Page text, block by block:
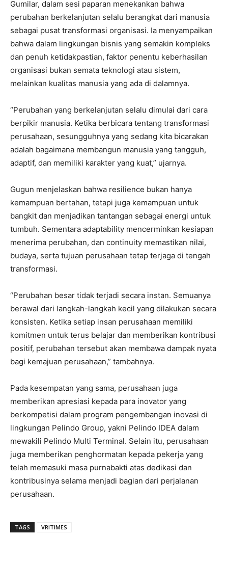
Gumilar, dalam sesi paparan menekankan bahwa
perubahan berkelanjutan selalu berangkat dari manusia
sebagai pusat transformasi organisasi. Ia menyampaikan
bahwa dalam lingkungan bisnis yang semakin kompleks
dan penuh ketidakpastian, faktor penentu keberhasilan
organisasi bukan semata teknologi atau sistem,
melainkan kualitas manusia yang ada di dalamnya.
“Perubahan yang berkelanjutan selalu dimulai dari cara
berpikir manusia. Ketika berbicara tentang transformasi
perusahaan, sesungguhnya yang sedang kita bicarakan
adalah bagaimana membangun manusia yang tangguh,
adaptif, dan memiliki karakter yang kuat,” ujarnya.
Gugun menjelaskan bahwa resilience bukan hanya
kemampuan bertahan, tetapi juga kemampuan untuk
bangkit dan menjadikan tantangan sebagai energi untuk
tumbuh. Sementara adaptability mencerminkan kesiapan
menerima perubahan, dan continuity memastikan nilai,
budaya, serta tujuan perusahaan tetap terjaga di tengah
transformasi.
“Perubahan besar tidak terjadi secara instan. Semuanya
berawal dari langkah-langkah kecil yang dilakukan secara
konsisten. Ketika setiap insan perusahaan memiliki
komitmen untuk terus belajar dan memberikan kontribusi
positif, perubahan tersebut akan membawa dampak nyata
bagi kemajuan perusahaan,” tambahnya.
Pada kesempatan yang sama, perusahaan juga
memberikan apresiasi kepada para inovator yang
berkompetisi dalam program pengembangan inovasi di
lingkungan Pelindo Group, yakni Pelindo IDEA dalam
mewakili Pelindo Multi Terminal. Selain itu, perusahaan
juga memberikan penghormatan kepada pekerja yang
telah memasuki masa purnabakti atas dedikasi dan
kontribusinya selama menjadi bagian dari perjalanan
perusahaan.
TAGS VRITIMES